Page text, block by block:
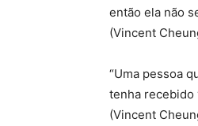
então ela não
(Vincent
“Uma pessoa
tenha recebido
(Vincent